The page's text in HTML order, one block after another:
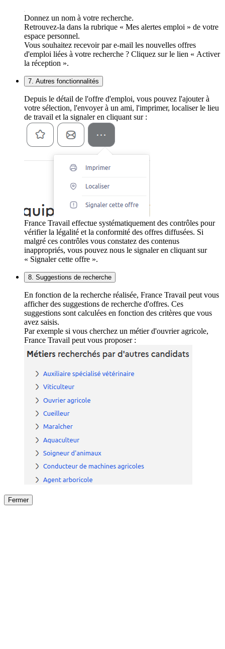
Donnez un nom à votre recherche.
Retrouvez-la dans la rubrique « Mes alertes emploi » de votre
espace personnel.
Vous souhaitez recevoir par e-mail les nouvelles offres
d'emploi liées à votre recherche ? Cliquez sur le lien « Activer
la réception ».
7. Autres fonctionnalités
Depuis le détail de l'offre d'emploi, vous pouvez l'ajouter à
votre sélection, l'envoyer à un ami, l'imprimer, localiser le lieu
de travail et la signaler en cliquant sur :
France Travail effectue systématiquement des contrôles pour
vérifier la légalité et la conformité des offres diffusées. Si
malgré ces contrôles vous constatez des contenus
inappropriés, vous pouvez nous le signaler en cliquant sur
« Signaler cette offre ».
8. Suggestions de recherche
En fonction de la recherche réalisée, France Travail peut vous
afficher des suggestions de recherche d'offres. Ces
suggestions sont calculées en fonction des critères que vous
avez saisis.
Par exemple si vous cherchez un métier d'ouvrier agricole,
France Travail peut vous proposer :
Fermer